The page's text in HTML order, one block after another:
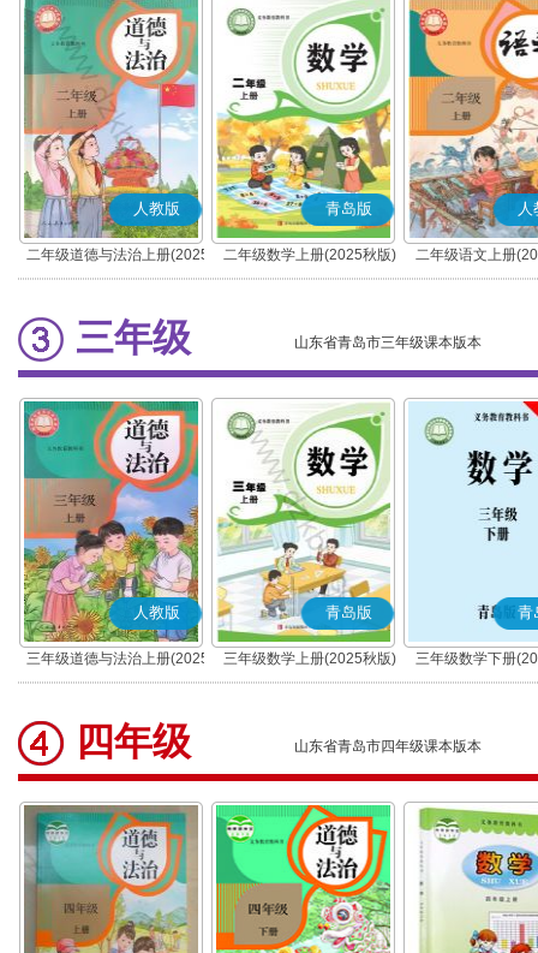
人教版
二年级道德与法治上册(2025
秋版)(部编版)
青岛版
二年级数学上册(2025秋版)
人
二年级语文上册
(部编版)
三年级 山东省青岛市三年级课本版本
人教版
三年级道德与法治上册(2025
秋版)(部编版)
青岛版
三年级数学上册(2025秋版)
青
三年级数学下册
四年级 山东省青岛市四年级课本版本